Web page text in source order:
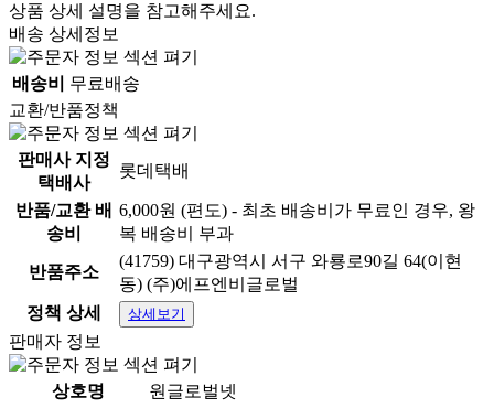
상품 상세 설명을 참고해주세요.
배송 상세정보
배송비
무료배송
교환/반품정책
판매사 지정
택배사
롯데택배
반품/교환 배
송비
6,000원 (편도) - 최초 배송비가 무료인 경우, 왕
복 배송비 부과
반품주소
(41759) 대구광역시 서구 와룡로90길 64(이현
동) (주)에프엔비글로벌
정책 상세
상세보기
판매자 정보
상호명
원글로벌넷